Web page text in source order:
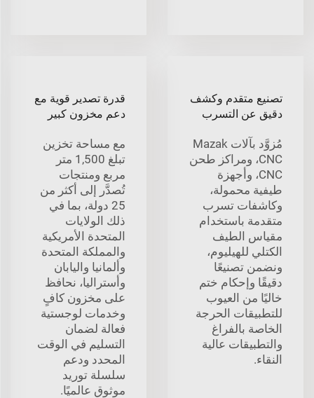
تصنيع متقدم وكشف
دقيق عن التسرب
مُزوَّد بآلات Mazak
CNC، ومراكز طحن
CNC، وأجهزة
طيفية محمولة،
وكاشفات تسرب
متقدمة باستخدام
مقياس الطيف
الكتلي للهيليوم،
ونضمن تصنيعًا
دقيقًا وإحكام ختم
خاليًا من العيوب
للتطبيقات الحرجة
الخاصة بالفراغ
والتطبيقات عالية
النقاء.
قدرة تصدير قوية مع
دعم مخزون كبير
مع مساحة تخزين
تبلغ 1,500 متر
مربع ومنتجات
تُصدَّر إلى أكثر من
25 دولة، بما في
ذلك الولايات
المتحدة الأمريكية
والمملكة المتحدة
وألمانيا واليابان
وأستراليا، نحافظ
على مخزون كافٍ
وخدمات لوجستية
فعالة لضمان
التسليم في الوقت
المحدد ودعم
سلسلة توريد
موثوق عالميًا.